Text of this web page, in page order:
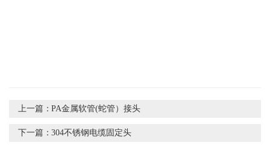
上一篇：PA金属软管(蛇管）接头
下一篇：304不锈钢电缆固定头